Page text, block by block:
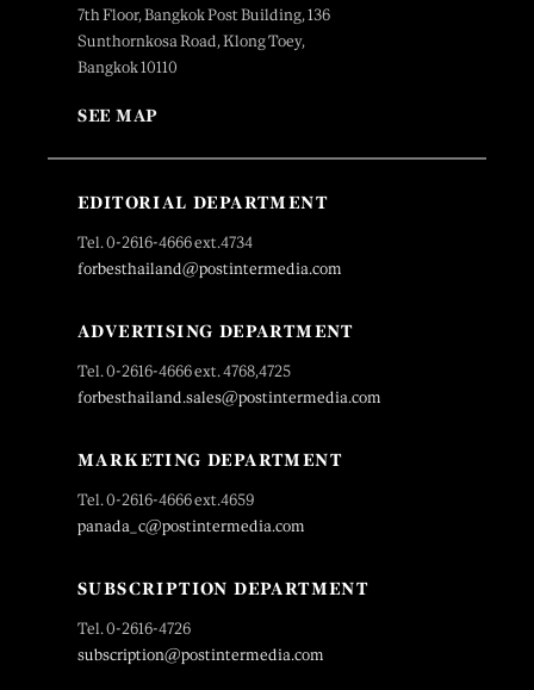
7th Floor, Bangkok Post Building, 136
Sunthornkosa Road, Klong Toey,
Bangkok 10110
SEE MAP
EDITORIAL DEPARTMENT
Tel. 0-2616-4666 ext.4734
forbesthailand@postintermedia.com
ADVERTISING DEPARTMENT
Tel. 0-2616-4666 ext. 4768,4725
forbesthailand.sales@postintermedia.com
MARKETING DEPARTMENT
Tel. 0-2616-4666 ext.4659
panada_c@postintermedia.com
SUBSCRIPTION DEPARTMENT
Tel. 0-2616-4726
subscription@postintermedia.com